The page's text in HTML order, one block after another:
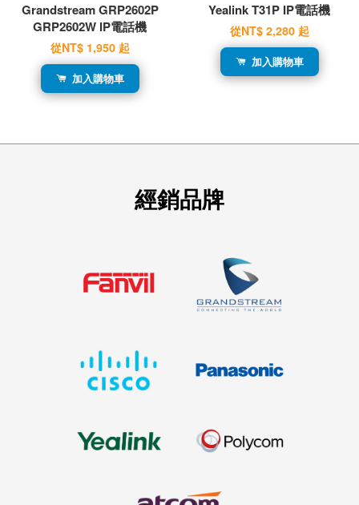
Grandstream GRP2602P
GRP2602W IP電話機
從NT$ 1,950 起
加入購物車
Yealink T31P IP電話機
從NT$ 2,280 起
加入購物車
經銷品牌